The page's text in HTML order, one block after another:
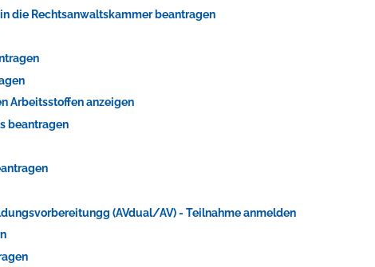
die Rechtsanwaltskammer beantragen
Arbeitsstoffen anzeigen
beantragen
(AVdual/AV) - Teilnahme anmelden